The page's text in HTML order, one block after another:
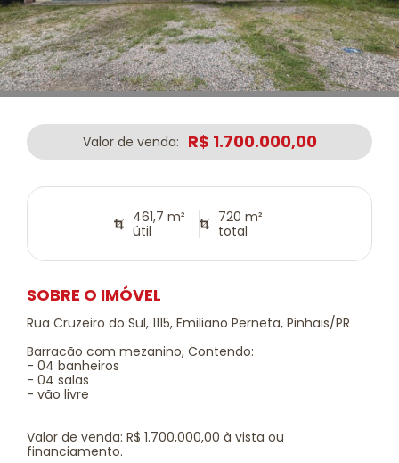
Valor de venda: R$ 1.700.000,00
461,7 m²
útil
720 m²
total
SOBRE O IMÓVEL
Rua Cruzeiro do Sul, 1115, Emiliano Perneta, Pinhais/PR
Barracão com mezanino, Contendo:
- 04 banheiros
- 04 salas
- vão livre
Valor de venda: R$ 1.700,000,00 à vista ou
financiamento.